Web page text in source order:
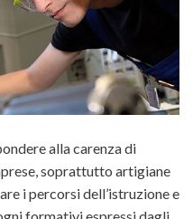
alla carenza di
soprattutto artigiane
i percorsi dell’istruzione e